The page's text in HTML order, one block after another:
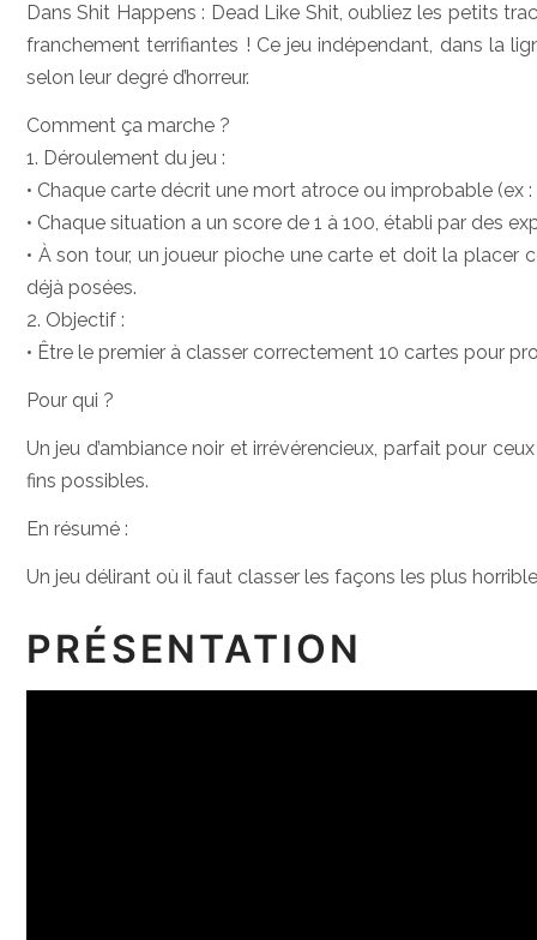
Dans Shit Happens : Dead Like Shit, oubliez les petits
franchement terrifiantes ! Ce jeu indépendant, dans la
selon leur degré d’horreur.
Comment ça marche ?
1. Déroulement du jeu :
• Chaque carte décrit une mort atroce ou improbable (ex :
• Chaque situation a un score de 1 à 100, établi par des
• À son tour, un joueur pioche une carte et doit la
déjà posées.
2. Objectif :
• Être le premier à classer correctement 10 cartes pour
Pour qui ?
Un jeu d’ambiance noir et irrévérencieux, parfait pour
fins possibles.
En résumé :
Un jeu délirant où il faut classer les façons les plus
PRÉSENTATION